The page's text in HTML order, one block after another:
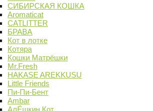
СИБИРСКАЯ КОШКА
Aromaticat
CATLITTER
БРАВА
Кот в лотке
Котяра
Кошки Матрёшки
Mr.Fresh
HAKASE AREKKUSU
Little Friends
Пи-Пи-Бент
Ambar
АлЁшкин Кот